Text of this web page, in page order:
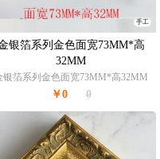
手工
银箔系列金色面宽73MM*高
32MM
银箔系列金色面宽73MM*高32MM
￥0 0